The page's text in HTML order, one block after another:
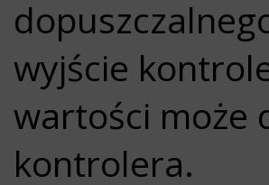
wyjście
wartości może
kontrolera.